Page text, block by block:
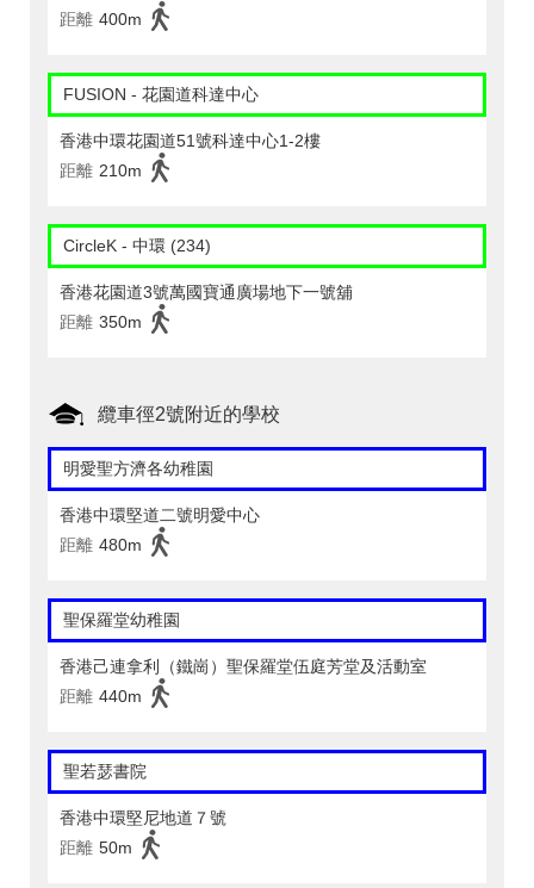
距離 400m
FUSION - 花園道科達中心
香港中環花園道51號科達中心1-2樓
距離 210m
CircleK - 中環 (234)
香港花園道3號萬國寶通廣場地下一號舖
距離 350m
纜車徑2號附近的學校
明愛聖方濟各幼稚園
香港中環堅道二號明愛中心
距離 480m
聖保羅堂幼稚園
香港己連拿利（鐵崗）聖保羅堂伍庭芳堂及活動室
距離 440m
聖若瑟書院
香港中環堅尼地道７號
距離 50m